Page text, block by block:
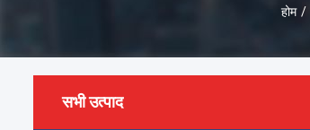
होम /
सभी उत्पाद